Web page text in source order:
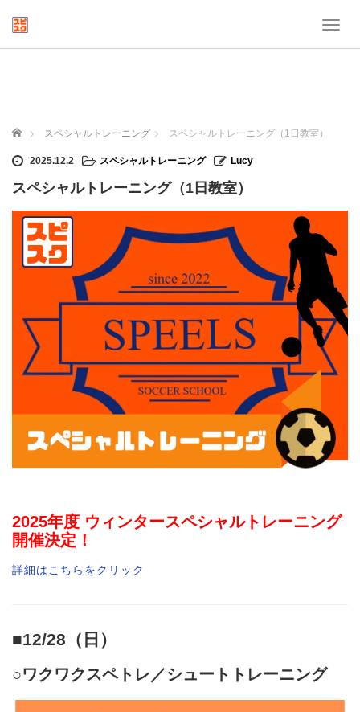
T
o
ホーム スペシャルトレーニング スペシャルトレーニング（1日教室）
2025.12.2 スペシャルトレーニング Lucy
スペシャルトレーニング（1日教室）
2025年度 ウィンタースペシャルトレーニング
開催決定！
詳細はこちらをクリック
■12/28（日）
○ワクワクスペトレ／シュートトレーニング